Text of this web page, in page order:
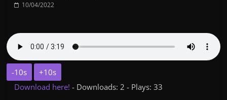
10/04/2022
-10s
+10s
Download here!- Downloads: 2 - Plays: 33